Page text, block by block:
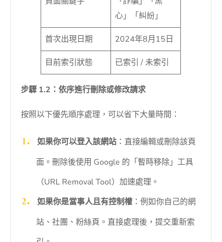
心」「糾紛」
首次出現日期 2024年8月15日
目前索引狀態 已索引 / 未索引
步驟 1.2：依序進行刪除或修改請求
按照以下優先順序處理，可以省下大量時間：
如果你可以登入該網站：直接編輯或刪除該頁
面。刪除後使用 Google 的「暫時移除」工具
（URL Removal Tool）加速處理。
如果你是當事人且有控制權：例如你自己的網
站、社團、粉絲頁。直接處理後，提交重新索